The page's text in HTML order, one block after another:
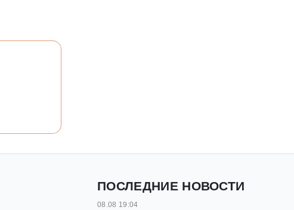
ПОСЛЕДНИЕ НОВОСТИ
08.08 19:04